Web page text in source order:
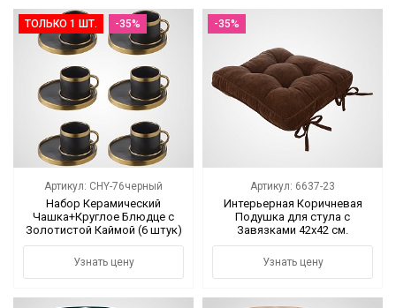
ТОЛЬКО 1 ШТ. -35%
Артикул: CHY-76черный
Набор Керамический
Чашка+Круглое Блюдце с
Золотистой Каймой (6 штук)
Черный
Узнать цену
-35%
Артикул: 6637-23
Интерьерная Коричневая
Подушка для стула с
Завязками 42х42 см.
Узнать цену